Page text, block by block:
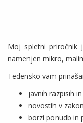
Moj spletni priročnik
namenjen mikro,
Tedensko vam
javnih razpisih
novostih v
borzi ponudb in